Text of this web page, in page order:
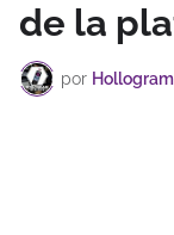
de la
por